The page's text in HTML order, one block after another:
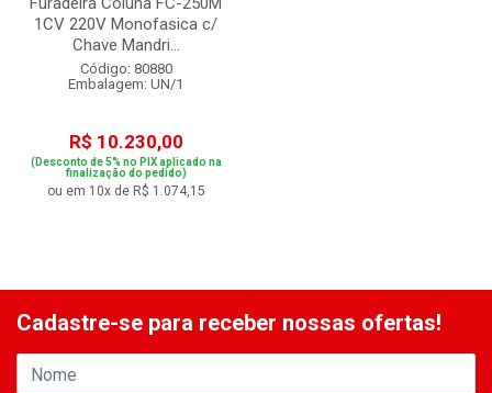
1CV 220V Monofasica c/
Chave Mandri...
Código: 80880
Embalagem: UN/1
R$ 10.230,00
(Desconto de 5% no PIX aplicado na
finalização do pedido)
ou em 10x de R$ 1.074,15
Cadastre-se para receber nossas ofertas!